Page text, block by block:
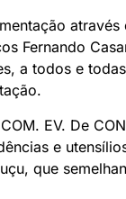
Fernando
a todos e
EV. De
e
que